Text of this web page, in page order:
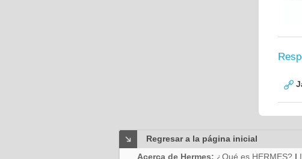
Regresar a la página inicial
Acerca de Hermes: ¿Qué es HERMES? |